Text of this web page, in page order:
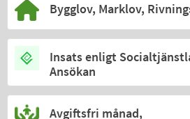
Bygglov, Marklov,
Insats enligt
Ansökan
Avgiftsfri månad,